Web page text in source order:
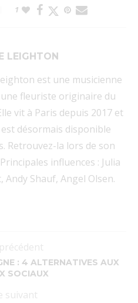
1
LEIGHTON
est une musicienne
fleuriste originaire du
vit à Paris depuis 2017 et
désormais disponible
Retrouvez-la lors de son
influences : Julia
Andy Shauf, Angel Olsen.
: 4 ALTERNATIVES AUX
SOCIAUX
suivant